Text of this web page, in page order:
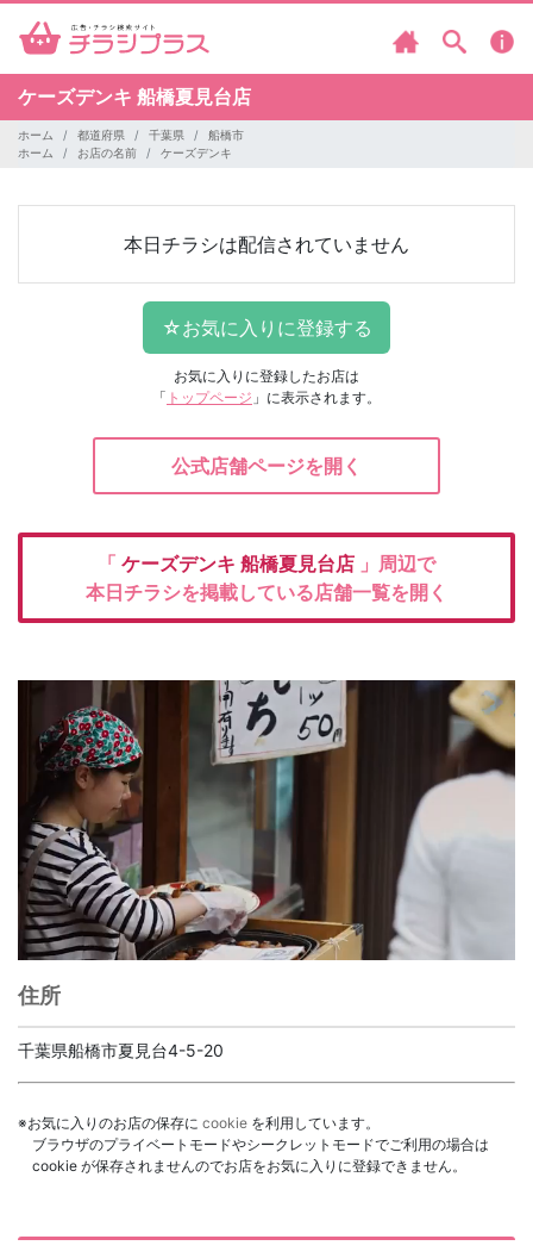
ケーズデンキ 船橋夏見台店
ホーム 都道府県 千葉県
船橋市
ホーム
お店の名前 ケーズデンキ
本日チラシは配信されていません
お気に入りに登録したお店は
「 トップページ 」に表示されます。
公式店舗ページを開く
「 ケーズデンキ 船橋夏見台店 」周辺で
本日チラシを掲載している店舗一覧を開く
住所
千葉県船橋市夏見台4-5-20
※お気に入りのお店の保存に cookie を利用しています。
ブラウザのプライベートモードやシークレットモードでご利用の場合は
cookie が保存されませんのでお店をお気に入りに登録できません。